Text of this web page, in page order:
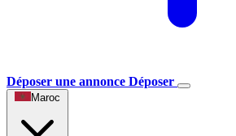
Déposer une annonce Déposer
Maroc